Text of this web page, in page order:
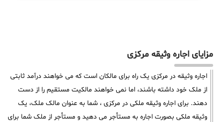
مزایای اجاره وثیقه مرکزی
اجاره وثیقه در مرکزی یک راه برای مالکان است که می خواهند درآمد ثابتی
از ملک خود داشته باشند، اما نمی خواهند مالکیت مستقیم را از دست
دهند. برای اجاره وثیقه ملکی در مرکزی ، شما به عنوان مالک ملک، یک
وثیقه ملکی بصورت اجاره به مستأجر می دهید و مستأجر از ملک شما برای